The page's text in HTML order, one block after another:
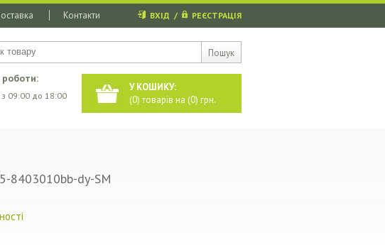
Пошук
Контакти ВХІД / РЕЄСТРАЦІЯ
У КОШИКУ:
(0) товарів на (0) грн.
з 09:00 до 18:00
8403010bb-dy-SM